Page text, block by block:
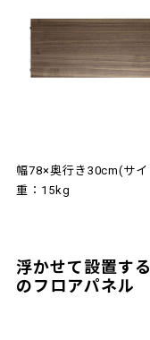
幅78×奥行き30cm(サ
重：15kg
浮かせて設置す
のフロアパネル